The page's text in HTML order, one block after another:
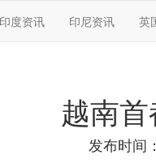
印度资讯 印尼资讯 英
越南
发布时间